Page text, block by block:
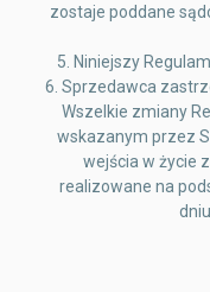
zostaje poddane
5. Niniejszy
6. Sprzedawca
Wszelkie zmiany
wskazanym przez
wejścia w życie
realizowane na